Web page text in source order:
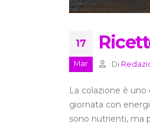
17
Mar Di
La colazione è
giornata con
sono nutrienti, ma